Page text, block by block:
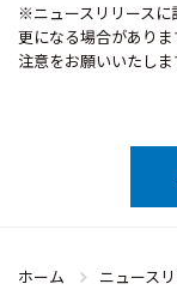
※ニュースリリースに
更になる場合があり
注意をお願いいたしま
ホーム ニュース